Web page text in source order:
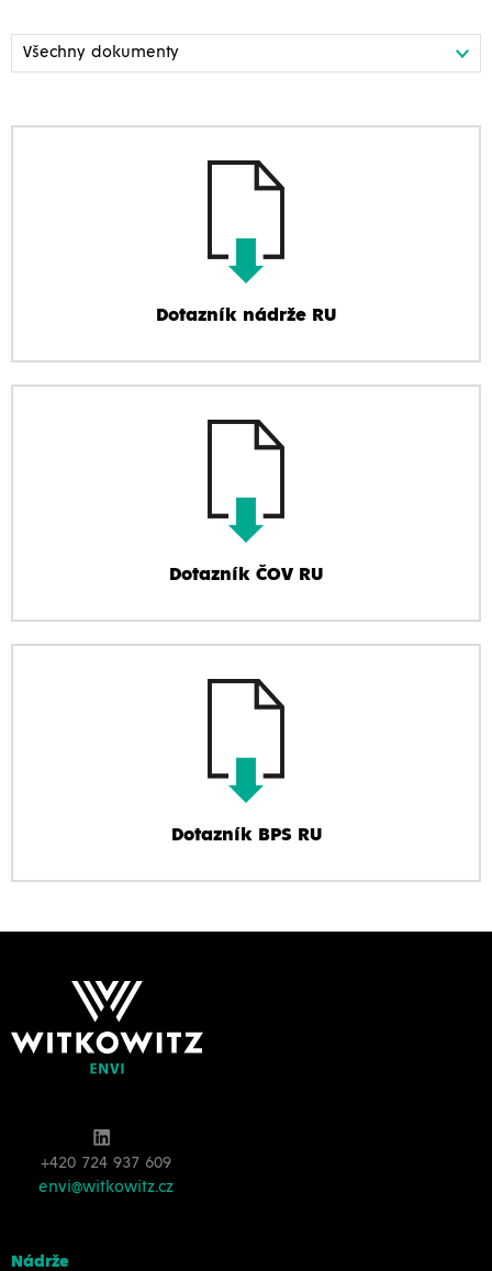
Dotazník nádrže RU
Dotazník ČOV RU
Dotazník BPS RU
+420 724 937 609
envi@witkowitz.cz
Nádrže